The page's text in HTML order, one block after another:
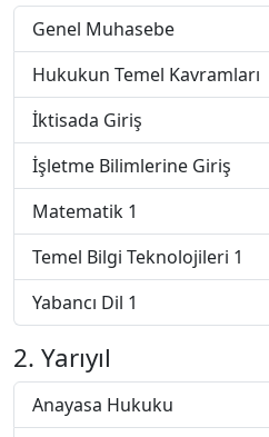
Genel Muhasebe
Hukukun Temel Kavramları
İktisada Giriş
İşletme Bilimlerine Giriş
Matematik 1
Temel Bilgi Teknolojileri 1
Yabancı Dil 1
2. Yarıyıl
Anayasa Hukuku